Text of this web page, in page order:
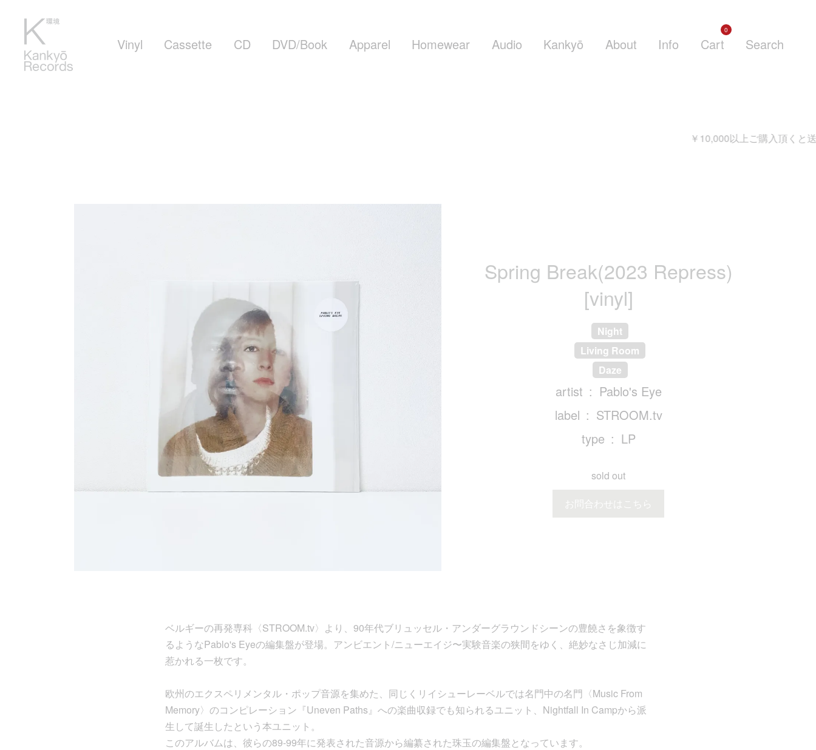
Vinyl Cassette CD DVD/Book Apparel Homewear Audio Kankyō About Info Cart
0
Search
￥10,000以上ご購入頂くと送料が無料とな
Spring Break(2023 Repress)
[vinyl]
Night
Living Room
Daze
artist
Pablo's Eye
label
STROOM.tv
type
LP
sold out
お問合わせはこちら
ベルギーの再発専科〈STROOM.tv〉より、90年代ブリュッセル・アンダーグラウンドシーンの豊饒さを象徴す
るようなPablo's Eyeの編集盤が登場。アンビエント/ニューエイジ〜実験音楽の狭間をゆく、絶妙なさじ加減に
惹かれる一枚です。
欧州のエクスペリメンタル・ポップ音源を集めた、同じくリイシューレーベルでは名門中の名門〈Music From
Memory〉のコンピレーション『Uneven Paths』への楽曲収録でも知られるユニット、Nightfall In Campから派
生して誕生したという本ユニット。
このアルバムは、彼らの89-99年に発表された音源から編纂された珠玉の編集盤となっています。